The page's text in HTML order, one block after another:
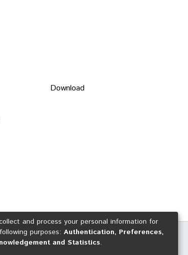
Download
and process your personal information for
purposes: Authentication, Preferences,
and Statistics.